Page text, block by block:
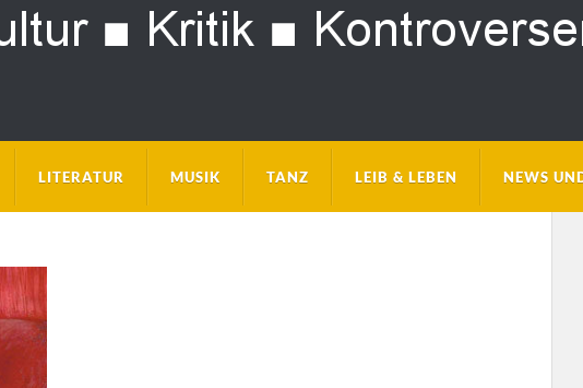
LITERATUR MUSIK TANZ LEIB & LEBEN NEWS